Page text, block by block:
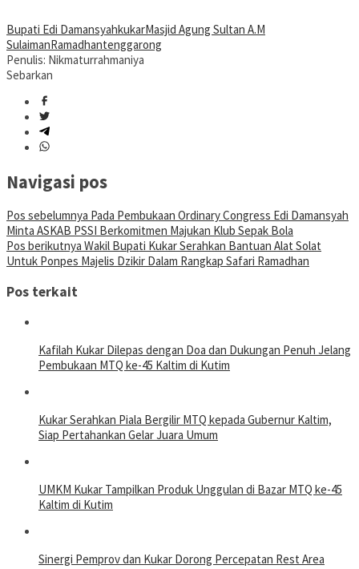
Bupati Edi DamansyahkukarMasjid Agung Sultan A.M
SulaimanRamadhantenggarong
Penulis: Nikmaturrahmaniya
Sebarkan
Navigasi pos
Pos sebelumnya Pada Pembukaan Ordinary Congress Edi Damansyah
Minta ASKAB PSSI Berkomitmen Majukan Klub Sepak Bola
Pos berikutnya Wakil Bupati Kukar Serahkan Bantuan Alat Solat
Untuk Ponpes Majelis Dzikir Dalam Rangkap Safari Ramadhan
Pos terkait
Kafilah Kukar Dilepas dengan Doa dan Dukungan Penuh Jelang
Pembukaan MTQ ke-45 Kaltim di Kutim
Kukar Serahkan Piala Bergilir MTQ kepada Gubernur Kaltim,
Siap Pertahankan Gelar Juara Umum
UMKM Kukar Tampilkan Produk Unggulan di Bazar MTQ ke-45
Kaltim di Kutim
Sinergi Pemprov dan Kukar Dorong Percepatan Rest Area